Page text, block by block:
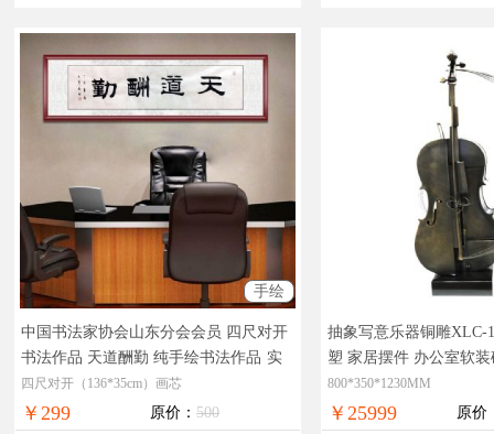
手绘
中国书法家协会山东分会会员 四尺对开
书法作品 天道酬勤 纯手绘书法作品 实
物拍摄，现货图片，在线支付，全国免
邮
四尺对开（136*35cm）画芯
￥299 原价： 500
抽象写意乐器铜雕XLC-
塑 家居摆件 办公室软
9KG 实物拍摄，精品艺
全国免邮
800*350*1230MM
￥25999 原价